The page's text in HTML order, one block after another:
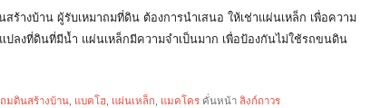
ร้างบ้าน ผู้รับเหมาถมที่ดิน ต้องการนำเสนอ ให้เช่าแผ่นเหล็ก เพื่อความ
ลงที่ดินที่มีน้ำ แผ่นเหล็กมีความจำเป็นมาก เพื่อป้องกันไม่ใช้รถขนดิน
ถมดินสร้างบ้าน แบคโฮ แผ่นเหล็ก แมคโคร คั่นหน้า ลิงก์ถาวร